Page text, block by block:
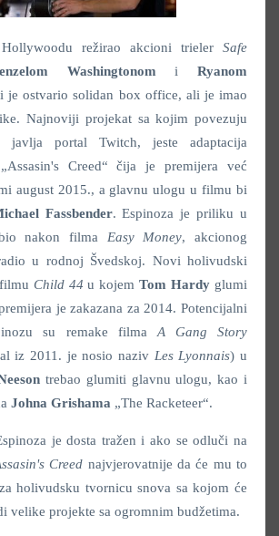
režirao akcioni trieler Safe
Washingtonom iRyanom
je ostvario solidan box office, ali je imao
Najnoviji projekat sa kojim povezuju
javlja portal Twitch, jeste adaptacija
Creed“ čija je premijera već
august 2015., a glavnu ulogu u filmu bi
Fassbender. Espinoza je priliku u
nakon filma Easy Money, akcionog
u rodnoj Švedskoj. Novi holivudski
Child 44 u kojemTom Hardy glumi
je zakazana za 2014. Potencijalni
su remake filma A Gang Story
iz 2011. je nosio naziv Les Lyonnais) u
trebao glumiti glavnu ulogu, kao i
Johna Grishama „The Racketeer“.
je dosta tražen i ako se odluči na
Creed najvjerovatnije da će mu to
holivudsku tvornicu snova sa kojom će
velike projekte sa ogromnim budžetima.